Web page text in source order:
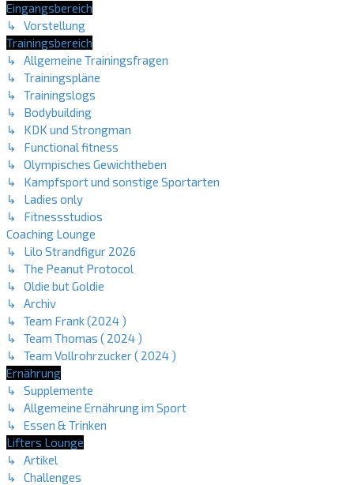
Eingangsbereich
↳ Vorstellung
Trainingsbereich
↳ Allgemeine Trainingsfragen
↳ Trainingspläne
↳ Trainingslogs
↳ Bodybuilding
↳ KDK und Strongman
↳ Functional fitness
↳ Olympisches Gewichtheben
↳ Kampfsport und sonstige Sportarten
↳ Ladies only
↳ Fitnessstudios
Coaching Lounge
↳ Lilo Strandfigur 2026
↳ The Peanut Protocol
↳ Oldie but Goldie
↳ Archiv
↳ Team Frank (2024 )
↳ Team Thomas ( 2024 )
↳ Team Vollrohrzucker ( 2024 )
Ernährung
↳ Supplemente
↳ Allgemeine Ernährung im Sport
↳ Essen & Trinken
Lifters Lounge
↳ Artikel
↳ Challenges